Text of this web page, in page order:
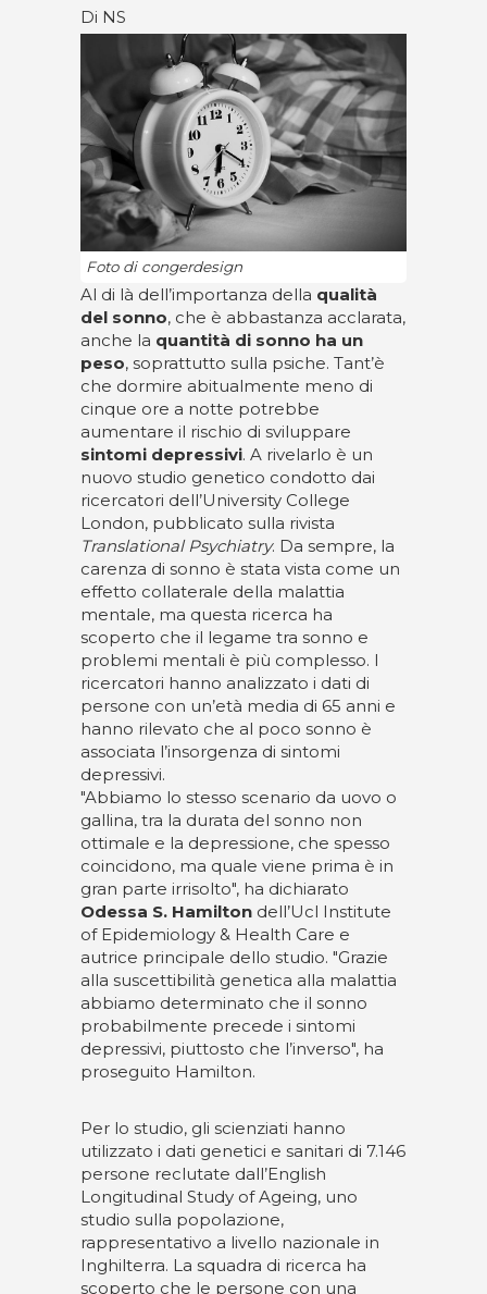
Di NS
Foto di congerdesign
Al di là dell’importanza della qualità
del sonno, che è abbastanza acclarata,
anche la quantità di sonno ha un
peso, soprattutto sulla psiche. Tant’è
che dormire abitualmente meno di
cinque ore a notte potrebbe
aumentare il rischio di sviluppare
sintomi depressivi. A rivelarlo è un
nuovo studio genetico condotto dai
ricercatori dell’University College
London, pubblicato sulla rivista
Translational Psychiatry. Da sempre, la
carenza di sonno è stata vista come un
effetto collaterale della malattia
mentale, ma questa ricerca ha
scoperto che il legame tra sonno e
problemi mentali è più complesso. I
ricercatori hanno analizzato i dati di
persone con un’età media di 65 anni e
hanno rilevato che al poco sonno è
associata l’insorgenza di sintomi
depressivi.
"Abbiamo lo stesso scenario da uovo o
gallina, tra la durata del sonno non
ottimale e la depressione, che spesso
coincidono, ma quale viene prima è in
gran parte irrisolto", ha dichiarato
Odessa S. Hamilton dell’Ucl Institute
of Epidemiology & Health Care e
autrice principale dello studio. "Grazie
alla suscettibilità genetica alla malattia
abbiamo determinato che il sonno
probabilmente precede i sintomi
depressivi, piuttosto che l’inverso", ha
proseguito Hamilton.
Per lo studio, gli scienziati hanno
utilizzato i dati genetici e sanitari di 7.146
persone reclutate dall’English
Longitudinal Study of Ageing, uno
studio sulla popolazione,
rappresentativo a livello nazionale in
Inghilterra. La squadra di ricerca ha
scoperto che le persone con una